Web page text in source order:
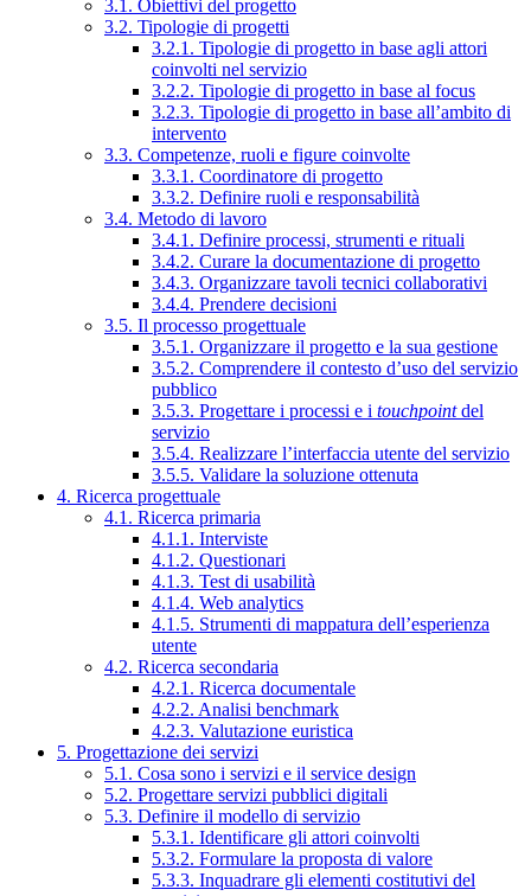
3.1. Obiettivi del progetto
3.2. Tipologie di progetti
3.2.1. Tipologie di progetto in base agli attori
coinvolti nel servizio
3.2.2. Tipologie di progetto in base al focus
3.2.3. Tipologie di progetto in base all’ambito di
intervento
3.3. Competenze, ruoli e figure coinvolte
3.3.1. Coordinatore di progetto
3.3.2. Definire ruoli e responsabilità
3.4. Metodo di lavoro
3.4.1. Definire processi, strumenti e rituali
3.4.2. Curare la documentazione di progetto
3.4.3. Organizzare tavoli tecnici collaborativi
3.4.4. Prendere decisioni
3.5. Il processo progettuale
3.5.1. Organizzare il progetto e la sua gestione
3.5.2. Comprendere il contesto d’uso del servizio
pubblico
3.5.3. Progettare i processi e i touchpointdel
servizio
3.5.4. Realizzare l’interfaccia utente del servizio
3.5.5. Validare la soluzione ottenuta
4. Ricerca progettuale
4.1. Ricerca primaria
4.1.1. Interviste
4.1.2. Questionari
4.1.3. Test di usabilità
4.1.4. Web analytics
4.1.5. Strumenti di mappatura dell’esperienza
utente
4.2. Ricerca secondaria
4.2.1. Ricerca documentale
4.2.2. Analisi benchmark
4.2.3. Valutazione euristica
5. Progettazione dei servizi
5.1. Cosa sono i servizi e il service design
5.2. Progettare servizi pubblici digitali
5.3. Definire il modello di servizio
5.3.1. Identificare gli attori coinvolti
5.3.2. Formulare la proposta di valore
5.3.3. Inquadrare gli elementi costitutivi del